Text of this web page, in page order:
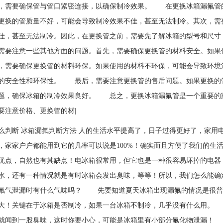
需要确保管与管口紧密连接，以确保制冷效果。 在更换冰箱漏氟管
换的管质量不好，可能会导致制冷效果不佳，甚至无法制冷。其次，
，甚至无法制冷。因此，在更换管之前，需要先了解冰箱的型号和
要注意一些其他方面的问题。首先，需要确保更换管的材料安全。如
需要确保更换管的材料环保。如果使用的材料不环保，可能会导致环
安全性和环保性。 最后，需要注意更换管的售后问题。如果更换的
，确保冰箱的制冷效果良好。 总之，更换冰箱漏氟管是一个重要的
注意价格、更换管的材|
判断 冰箱漏氟判断方法 人的生活水平提高了，日子过得更好了，家
家家户户都能用到它的几率可以说是100%！确实而且方便了
点，自然也有其缺点！电冰箱很常用，但它也是一种很容易坏掉的电
，还有一种情况就是有时冰箱会发出臭味，等等！所以，我们怎么能
气泄漏时有什么气味吗？ 先要知道夏天冰箱出现漏氟的情况是很普
！关键在于冰箱是否制冷，如果一台冰箱不制冷，几乎没有什么用
闻到一股臭味，这时你要小心，可能是冰箱里有小部分氟化物泄漏